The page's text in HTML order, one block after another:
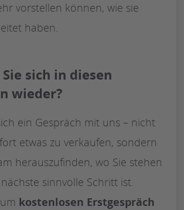
vorstellen können, wie sie
haben.
sich in diesen
wieder?
ein Gespräch mit uns – nicht
etwas zu verkaufen, sondern
herauszufinden, wo Sie stehen
sinnvolle Schritt ist.
kostenlosen Erstgespräch